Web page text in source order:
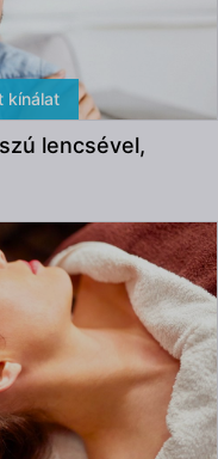
kínálat
lencsével,